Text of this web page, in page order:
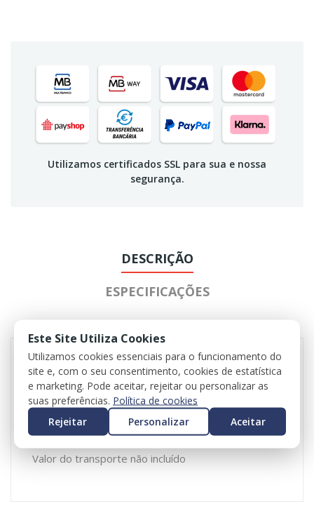
Utilizamos certificados SSL para sua e nossa
segurança.
DESCRIÇÃO
ESPECIFICAÇÕES
Conjunto de bancos para Mercedes-Benz CLA
Coupé (C118)
Valor incluí bancos, quartelas e apoio de braço
central
Valor do transporte não incluído
Este Site Utiliza Cookies
Utilizamos cookies essenciais para o funcionamento do
site e, com o seu consentimento, cookies de estatística
e marketing. Pode aceitar, rejeitar ou personalizar as
suas preferências. Política de cookies
Rejeitar
Personalizar Aceitar